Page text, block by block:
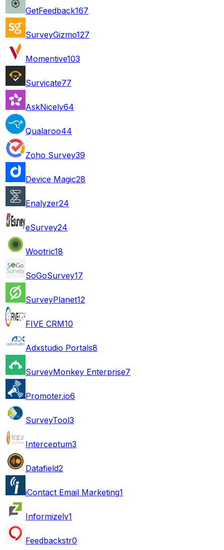
GetFeedback167
SurveyGizmo127
Momentive103
Survicate77
AskNicely64
Qualaroo44
Zoho Survey39
Device Magic28
Enalyzer24
eSurvey24
Wootric18
SoGoSurvey17
SurveyPlanet12
FIVE CRM10
Adxstudio Portals8
SurveyMonkey Enterprise7
Promoter.io6
SurveyTool3
Interceptum3
Datafield2
iContact Email Marketing1
Informizely1
Feedbackstr0